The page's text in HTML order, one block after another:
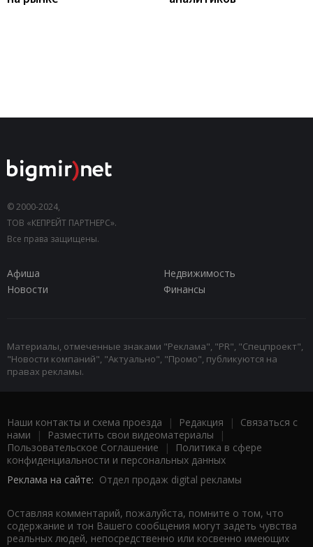
© 2000-2024,
ТОВ «КЕПРЕЙТ ПАРТНЕРС».
Все права защищены.
Афиша
Недвижимость
Новости
Финансы
Материалы, отмеченные знаками "Реклама", "PR", "Спецпроект",
"Новости компаний", "Актуально", "Промо", публикуются на
правах рекламы.
Наши контакты и схема проезда | Редакция | Связаться с
нами | Разместить свои видеоматериалы |
Пользовательское Соглашение |
Политика в сфере
конфиденциальности и персональных данных
Реклама на сайте: Отдел продаж digital рекламы
Оставляя комментарий, пожалуйста, помните о том, что
содержание и тон Вашего сообщения могут задеть чувства
реальных людей, непосредственно или косвенно имеющих